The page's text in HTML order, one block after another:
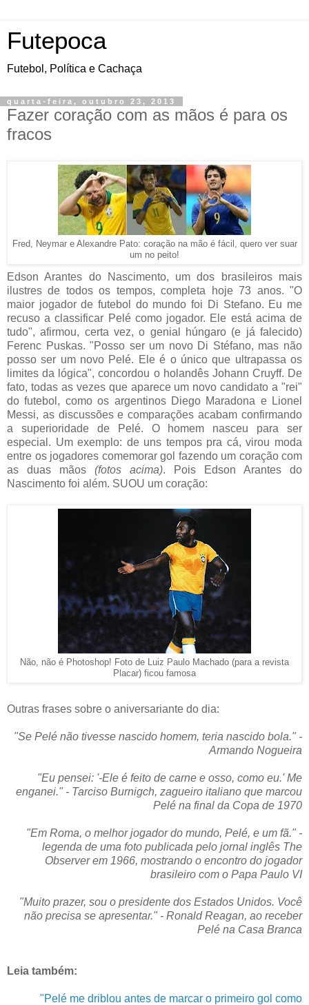
Futepoca
Futebol, Política e Cachaça
quarta-feira, outubro 23, 2013
Fazer coração com as mãos é para os
fracos
Fred, Neymar e Alexandre Pato: coração na mão é fácil, quero ver suar
um no peito!
Edson Arantes do Nascimento, um dos brasileiros mais
ilustres de todos os tempos, completa hoje 73 anos. "O
maior jogador de futebol do mundo foi Di Stefano. Eu me
recuso a classificar Pelé como jogador. Ele está acima de
tudo", afirmou, certa vez, o genial húngaro (e já falecido)
Ferenc Puskas. "Posso ser um novo Di Stéfano, mas não
posso ser um novo Pelé. Ele é o único que ultrapassa os
limites da lógica", concordou o holandês Johann Cruyff. De
fato, todas as vezes que aparece um novo candidato a "rei"
do futebol, como os argentinos Diego Maradona e Lionel
Messi, as discussões e comparações acabam confirmando
a superioridade de Pelé. O homem nasceu para ser
especial. Um exemplo: de uns tempos pra cá, virou moda
entre os jogadores comemorar gol fazendo um coração com
as duas mãos (fotos acima). Pois Edson Arantes do
Nascimento foi além. SUOU um coração:
Não, não é Photoshop! Foto de Luiz Paulo Machado (para a revista
Placar) ficou famosa
Outras frases sobre o aniversariante do dia:
"Se Pelé não tivesse nascido homem, teria nascido bola." -
Armando Nogueira
"Eu pensei: '-Ele é feito de carne e osso, como eu.' Me
enganei." - Tarciso Burnigch, zagueiro italiano que marcou
Pelé na final da Copa de 1970
"Em Roma, o melhor jogador do mundo, Pelé, e um fã." -
legenda de uma foto publicada pelo jornal inglês The
Observer em 1966, mostrando o encontro do jogador
brasileiro com o Papa Paulo VI
"Muito prazer, sou o presidente dos Estados Unidos. Você
não precisa se apresentar." - Ronald Reagan, ao receber
Pelé na Casa Branca
Leia também:
"Pelé me driblou antes de marcar o primeiro gol como